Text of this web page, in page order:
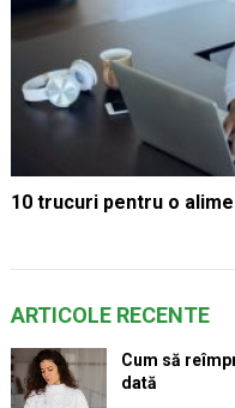
10 trucuri pentru o
ARTICOLE RECENTE
Cum să
dată